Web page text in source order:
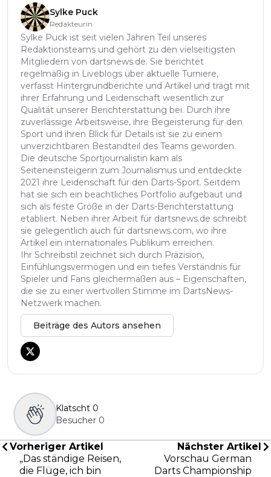
Sylke Puck
Redakteurin
Sylke Puck ist seit vielen Jahren Teil unseres
Redaktionsteams und gehört zu den vielseitigsten
Mitgliedern von dartsnews.de. Sie berichtet
regelmäßig in Liveblogs über aktuelle Turniere,
verfasst Hintergrundberichte und Artikel und trägt mit
ihrer Erfahrung und Leidenschaft wesentlich zur
Qualität unserer Berichterstattung bei. Durch ihre
zuverlässige Arbeitsweise, ihre Begeisterung für den
Sport und ihren Blick für Details ist sie zu einem
unverzichtbaren Bestandteil des Teams geworden.
Die deutsche Sportjournalistin kam als
Seiteneinsteigerin zum Journalismus und entdeckte
2021 ihre Leidenschaft für den Darts-Sport. Seitdem
hat sie sich ein beachtliches Portfolio aufgebaut und
sich als feste Größe in der Darts-Berichterstattung
etabliert. Neben ihrer Arbeit für dartsnews.de schreibt
sie gelegentlich auch für dartsnews.com, wo ihre
Artikel ein internationales Publikum erreichen.
Ihr Schreibstil zeichnet sich durch Präzision,
Einfühlungsvermögen und ein tiefes Verständnis für
Spieler und Fans gleichermaßen aus – Eigenschaften,
die sie zu einer wertvollen Stimme im DartsNews-
Netzwerk machen.
Beiträge des Autors ansehen
Klatscht 0
Besucher 0
Vorheriger Artikel
„Das ständige Reisen,
die Flüge, ich bin
Nächster Artikel
Vorschau German
Darts Championship